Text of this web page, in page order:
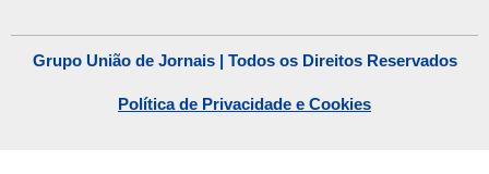
Grupo União de Jornais | Todos os Direitos Reservados
Política de Privacidade e Cookies